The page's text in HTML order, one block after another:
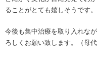
ることがとても嬉しそうです。
今後も集中治療を取り入れな
ろしくお願い致します。（母代